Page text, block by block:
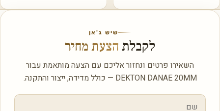
שיש ג'אן
לקבלת הצעת מחיר
השאירו פרטים ונחזור אליכם עם הצעה מותאמת עבור
DEKTON DANAE 20MM — כולל מדידה, ייצור והתקנה.